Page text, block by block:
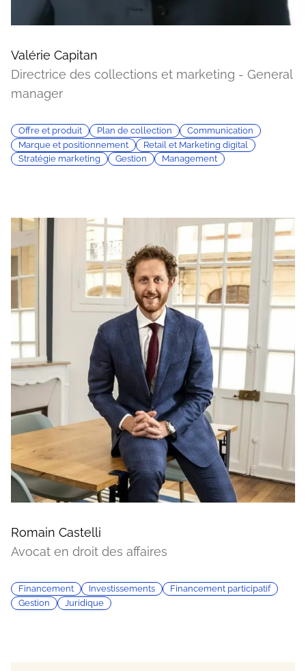
Valérie Capitan
Directrice des collections et marketing - General
manager
Offre et produit Plan de collection
Communication
Marque et positionnement
Retail et Marketing digital
Stratégie marketing
Gestion Management
Romain Castelli
Avocat en droit des affaires
Financement Investissements
Financement participatif
Gestion
Juridique